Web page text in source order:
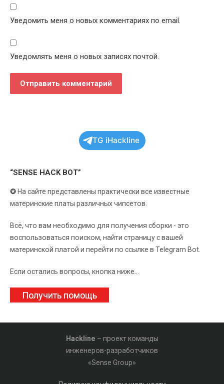
Уведомить меня о новых комментариях по email.
Уведомлять меня о новых записях почтой.
TG iHackline
“SENSE HACK BOT”
✪ На сайте представлены практически все известные
материнские платы различных чипсетов.
Всё, что вам необходимо для получения сборки - это
воспользоваться поиском, найти страницу с вашей
материнской платой и перейти по ссылке в Telegram Bot.
Если остались вопросы, кнопка ниже...
Получить помощь
Hackline – проект команды
инженеров-разработчиков
«Sense Group»